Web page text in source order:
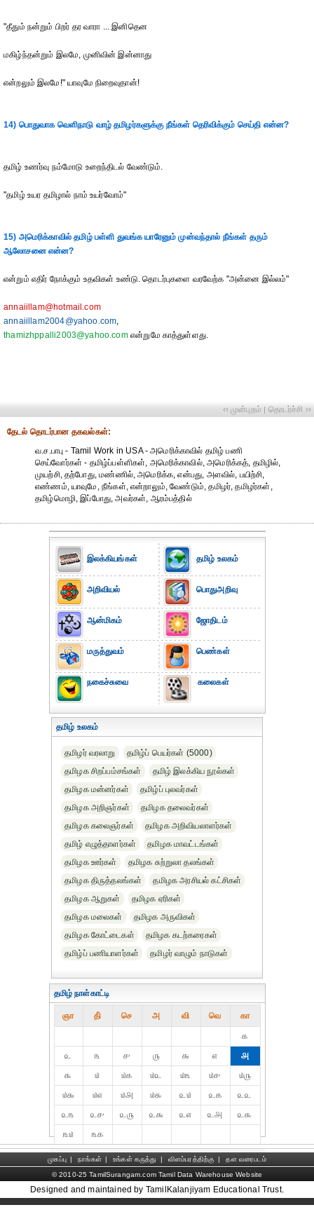
"தீதும் நன்றும் பிறர் தர வாரா ... இனிதென
மகிழ்ந்தன்றும் இலமே, முனிவின் இன்னாது
என்றலும் இலமே!" யாவுமே நிறைவுதான்!
14) பொதுவாக வெளிநாடு வாழ் தமிழர்களுக்கு நீங்கள் தெரிவிக்கும் செய்தி என்ன?
தமிழ் உணர்வு நம்மோடு உறைந்திடல் வேண்டும்.
"தமிழ் உயர தமிழால் நாம் உயர்வோம்"
15) அமெரிக்காவில் தமிழ் பள்ளி துவங்க யாரேனும் முன்வந்தால் நீங்கள் தரும்
ஆலோசனை என்ன?
என்றும் எதிர் நோக்கும் உதவிகள் உண்டு. தொடர்புகளை வரவேற்க "அன்னை இல்லம்"
annaiillam@hotmail.com
annaiillam2004@yahoo.com,
thamizhppalli2003@yahoo.comஎன்றுமே காத்துள்ளது.
‹‹ முன்புறம் | தொடர்ச்சி ››
தேட‌ல் தொட‌ர்பான தகவ‌ல்க‌ள்:
வ.ச.பாபு - Tamil Work in USA - அமெரிக்காவில் தமிழ் பணி
செய்வோர்கள் - தமிழ்ப்பள்ளிகள், அமெரிக்காவில், அமெரிக்கத், தமிழில்,
முயற்சி, தற்போது, மண்ணில், அமெரிக்க, என்பது, அளவில், பயிற்சி,
எண்ணம், யாவுமே, நீங்கள், என்றாலும், வேண்டும், தமிழர், தமிழர்கள்,
தமிழ்மொழி, இப்போது, அவர்கள், ஆரம்பத்தில்
இலக்கியங்கள்
அறிவியல்
ஆன்மிகம்
மருத்துவம்
நகைச்சுவை
தமிழ் உலகம்
பொதுஅறிவு
ஜோதிடம்
பெண்கள்
கலைகள்
தமிழ் உலகம்
தமிழர் வரலாறு
தமிழ்ப் பெயர்கள் (5000)
தமிழக சிறப்பம்சங்கள்
தமிழ் இலக்கிய நூல்கள்
தமிழக மன்னர்கள்
தமிழ்ப் புலவர்கள்
தமிழக அறிஞர்கள்
தமிழக தலைவர்கள்
தமிழக கலைஞர்கள்
தமிழக அறிவியலாளர்கள்‎
தமிழ் எழுத்தாளர்கள்
தமிழக மாவட்டங்கள்
தமிழக ஊர்கள்
தமிழக சுற்றுலா தலங்கள்
தமிழக திருத்தலங்கள்
தமிழக அரசியல் கட்சிகள்
தமிழக ஆறுகள்
தமிழக ஏரிகள்
தமிழக மலைகள்
தமிழக அருவிகள்
தமிழக கோட்டைகள்
தமிழக கடற்கரைகள்
தமிழ்ப் பணியாளர்கள்
தமிழர் வாழும் நாடுகள்
தமிழ் நாள்காட்டி
ஞா தி் செ அ வி வெ கா
௧
௨
௩ ௪ ௫ ௬ ௭
௮
௯
௰ ௰௧ ௰௨ ௰௩ ௰௪
௰௫
௰௬
௰௭ ௰௮ ௰௯ ௨௰ ௨௧
௨௨
௨௩
௨௪ ௨௫ ௨௬ ௨௭ ௨௮
௨௯
௩௰
௩௧
முகப்பு | நாங்கள் | உங்கள் கருத்து | விளம்பரத்திற்கு |
தள வரைபடம்
© 2010-25 TamilSurangam.com Tamil Data Warehouse Website
Designed and maintained by TamilKalanjiyam Educational Trust.